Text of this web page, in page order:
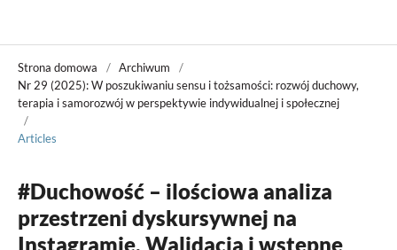
Strona domowa / Archiwum
/
Nr 29 (2025): W poszukiwaniu sensu i tożsamości: rozwój duchowy,
terapia i samorozwój w perspektywie indywidualnej i społecznej
/
Articles
#Duchowość – ilościowa analiza
przestrzeni dyskursywnej na
Instagramie. Walidacja i wstępne